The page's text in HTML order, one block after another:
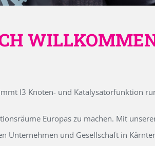
I3 Knoten- und Katalysatorfunktion
Europas zu machen. Mit
Unternehmen und Gesellschaft in